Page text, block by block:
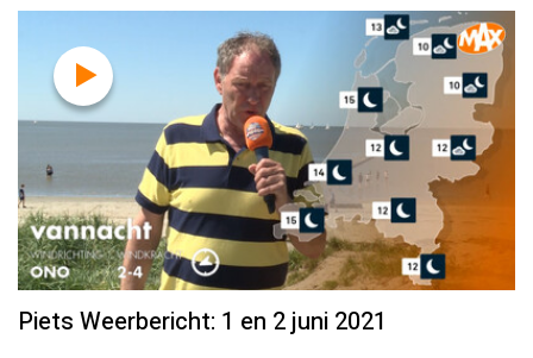
Piets Weerbericht: 1 en 2 juni 2021